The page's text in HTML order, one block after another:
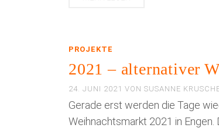
PROJEKTE
2021 – alternativer
24. JUNI 2021 VON SUSANNE
Gerade erst werden die Tage
Weihnachtsmarkt 2021 in